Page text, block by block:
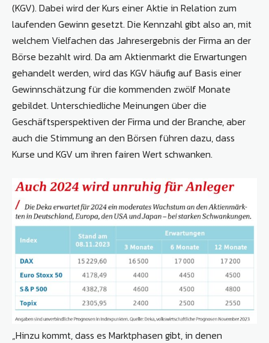
(KGV). Dabei wird der Kurs einer Aktie in Relation zum
laufenden Gewinn gesetzt. Die Kennzahl gibt also an, mit
welchem Vielfachen das Jahresergebnis der Firma an der
Börse bezahlt wird. Da am Aktienmarkt die Erwartungen
gehandelt werden, wird das KGV häufig auf Basis einer
Gewinnschätzung für die kommenden zwölf Monate
gebildet. Unterschiedliche Meinungen über die
Geschäftsperspektiven der Firma und der Branche, aber
auch die Stimmung an den Börsen führen dazu, dass
Kurse und KGV um ihren fairen Wert schwanken.
„Hinzu kommt, dass es Marktphasen gibt, in denen